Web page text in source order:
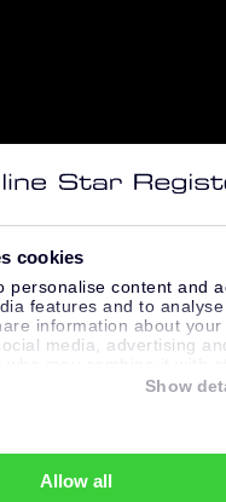
cookies
personalise content and
features and to
information about your
media, advertising
provided to them or
Show
Allow all